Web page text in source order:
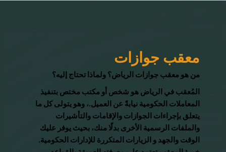
معقب جوازات
من هو معقب جوازات الرياض؟ ولماذا تحتاج إليه؟
المُعقب في الرياض هو شخص أو مكتب مختص بتنفيذ
المعاملات الحكومية نيابةً عن العميل.، وهو يتولى كل ما
يتعلق بإجراءات الجوازات والإقامات والتأشيرات
والملفات الرسمية الأخرى بدلًا منك، بحيث يوفر عليك
الوقت والجهد و الزيارات المتكررة للإدارات الحكومية.